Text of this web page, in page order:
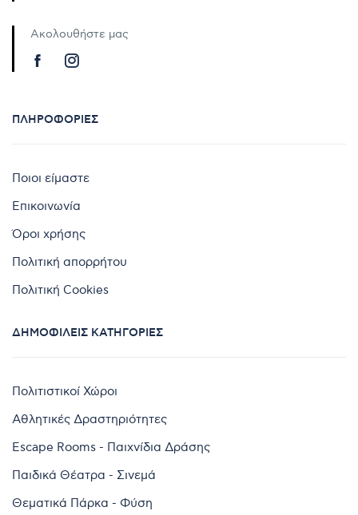
Ακολουθήστε μας
ΠΛΗΡΟΦΟΡΊΕΣ
Ποιοι είμαστε
Επικοινωνία
Όροι χρήσης
Πολιτική απορρήτου
Πολιτική Cookies
ΔΗΜΟΦΙΛΕΊΣ ΚΑΤΗΓΟΡΊΕΣ
Πολιτιστικοί Χώροι
Αθλητικές Δραστηριότητες
Escape Rooms - Παιχνίδια Δράσης
Παιδικά Θέατρα - Σινεμά
Θεματικά Πάρκα - Φύση